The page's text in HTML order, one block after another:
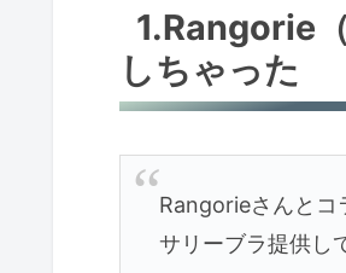
1.Rangorie
しちゃった
Rangorieさんと
サリーブラ提供し